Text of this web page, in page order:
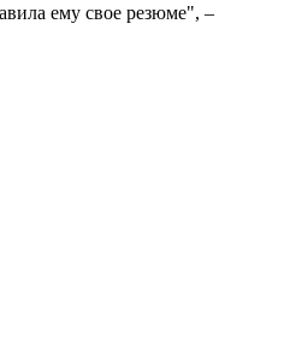
ему свое резюме", –